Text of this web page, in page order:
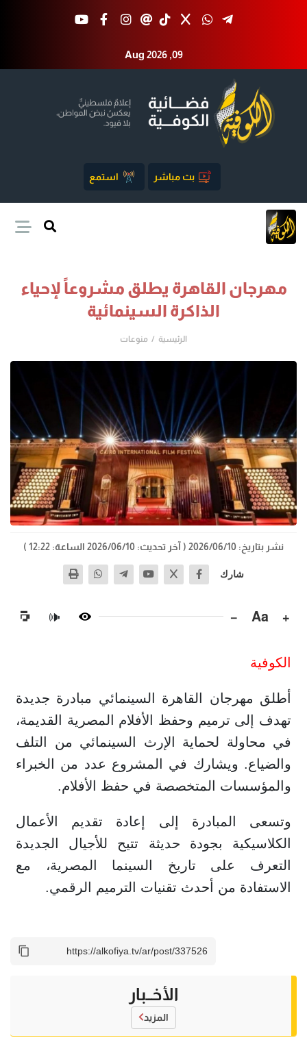
Aug 2026 ,09
بث مباشر استمع
مهرجان القاهرة يطلق مشروعاً لإحياء
الذاكرة السينمائية
الرئيسية منوعات
نشر بتاريخ: 2026/06/10 ( آخر تحديث: 2026/06/10 الساعة: 12:22 )
شارك
+
Aa
−
🔊
الكوفية
أطلق مهرجان القاهرة السينمائي مبادرة جديدة
تهدف إلى ترميم وحفظ الأفلام المصرية القديمة،
في محاولة لحماية الإرث السينمائي من التلف
والضياع. ويشارك في المشروع عدد من الخبراء
والمؤسسات المتخصصة في حفظ الأفلام.
وتسعى المبادرة إلى إعادة تقديم الأعمال
الكلاسيكية بجودة حديثة تتيح للأجيال الجديدة
التعرف على تاريخ السينما المصرية، مع
الاستفادة من أحدث تقنيات الترميم الرقمي.
الأخــبار
المزيد